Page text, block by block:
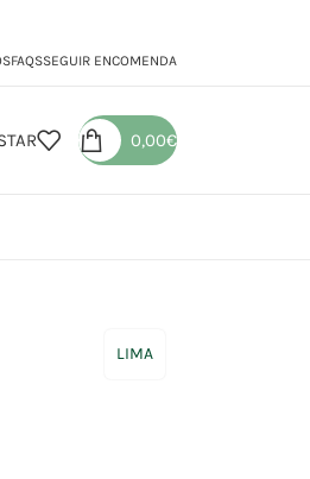
FAQSSEGUIR ENCOMENDA
0,00€
LIMA